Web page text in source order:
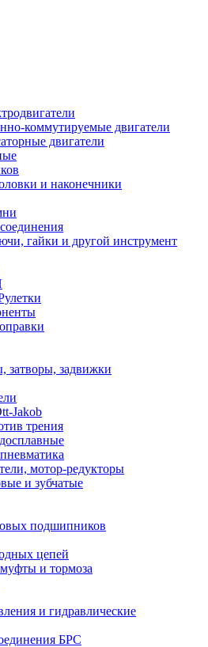
коммутируемые двигатели
двигатели
и наконечники
гайки и другой инструмент
затворы, задвижки
Jakob
трения
мотор-редукторы
и зубчатые
подшипников
цепей
и тормоза
и гидравлические
БРС